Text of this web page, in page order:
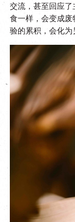
交流，甚至回应
食一样，会变成
验的累积，会化为